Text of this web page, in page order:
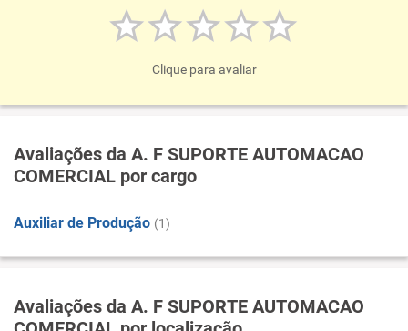
Clique para avaliar
Avaliações da A. F SUPORTE AUTOMACAO
COMERCIAL por cargo
Auxiliar de Produção (1)
Avaliações da A. F SUPORTE AUTOMACAO